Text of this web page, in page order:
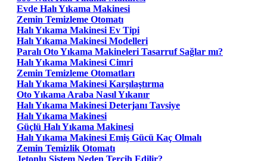
Evde Halı Yıkama Makinesi
Zemin Temizleme Otomatı
Halı Yıkama Makinesi Ev Tipi
Halı Yıkama Makinesi Modelleri
Paralı Oto Yıkama Makineleri Tasarruf Sağlar mı?
Halı Yıkama Makinesi Cimri
Zemin Temizleme Otomatları
Halı Yıkama Makinesi Karşılaştırma
Oto Yıkama Araba Nasıl Yıkanır
Halı Yıkama Makinesi Deterjanı Tavsiye
Halı Yıkama Makinesi
Güçlü Halı Yıkama Makinesi
Halı Yıkama Makinesi Emiş Gücü Kaç Olmalı
Zemin Temizlik Otomatı
Jetonlu Sistem Neden Tercih Edilir?